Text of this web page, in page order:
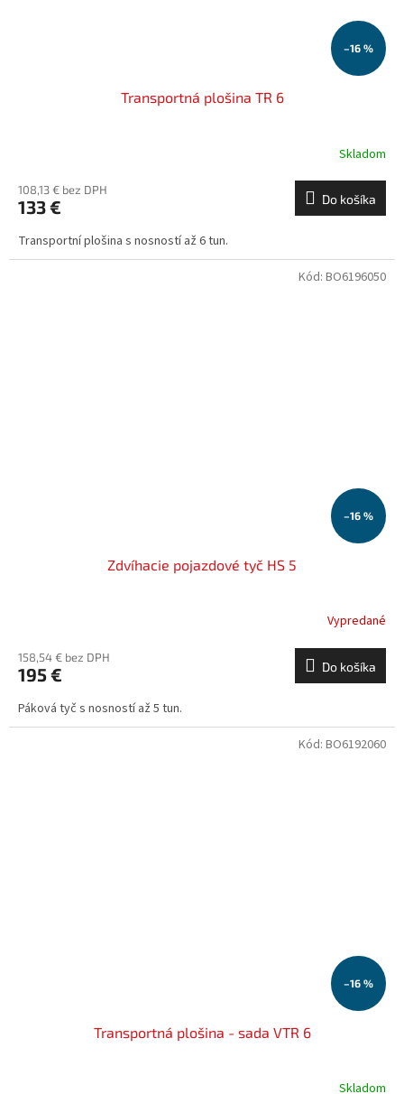
–16 %
Transportná plošina TR 6
Skladom
108,13 € bez DPH
133 € Do košíka
Transportní plošina s nosností až 6 tun.
–16 %
Zdvíhacie pojazdové tyč HS 5
Vypredané
158,54 € bez DPH
195 € Do košíka
Páková tyč s nosností až 5 tun.
Kód: BO6196050
–16 %
Transportná plošina - sada VTR 6
Skladom
Kód: BO6192060